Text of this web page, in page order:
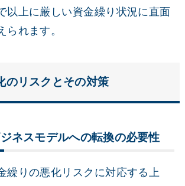
以上に厳しい資金繰り状況に直面
られます。
のリスクとその対策
ネスモデルへの転換の必要性
繰りの悪化リスクに対応する上